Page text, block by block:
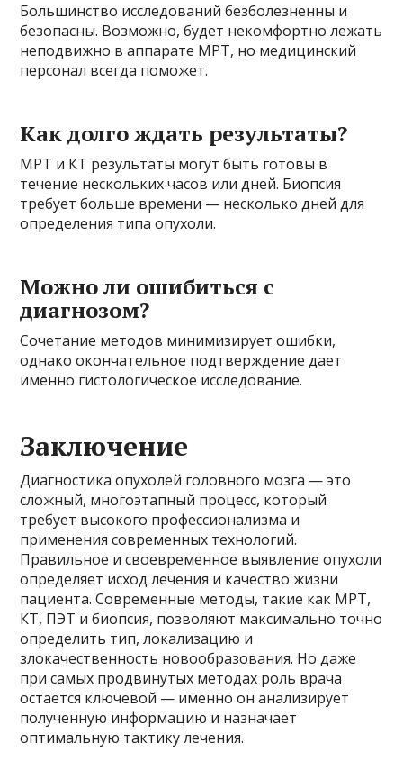
Большинство исследований безболезненны и
безопасны. Возможно, будет некомфортно лежать
неподвижно в аппарате МРТ, но медицинский
персонал всегда поможет.
Как долго ждать результаты?
МРТ и КТ результаты могут быть готовы в
течение нескольких часов или дней. Биопсия
требует больше времени — несколько дней для
определения типа опухоли.
Можно ли ошибиться с
диагнозом?
Сочетание методов минимизирует ошибки,
однако окончательное подтверждение дает
именно гистологическое исследование.
Заключение
Диагностика опухолей головного мозга — это
сложный, многоэтапный процесс, который
требует высокого профессионализма и
применения современных технологий.
Правильное и своевременное выявление опухоли
определяет исход лечения и качество жизни
пациента. Современные методы, такие как МРТ,
КТ, ПЭТ и биопсия, позволяют максимально точно
определить тип, локализацию и
злокачественность новообразования. Но даже
при самых продвинутых методах роль врача
остаётся ключевой — именно он анализирует
полученную информацию и назначает
оптимальную тактику лечения.